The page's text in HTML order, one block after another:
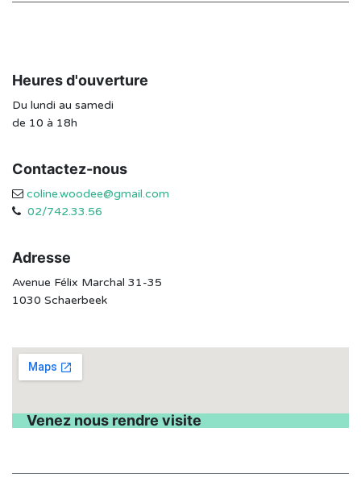
Heures d'ouverture
Du lundi au samedi
de 10 à 18h
Contactez-nous
coline.woodee@gmail.com
02/742.33.56
Adresse
Avenue Félix Marchal 31-35
1030 Schaerbeek
Venez nous rendre visite